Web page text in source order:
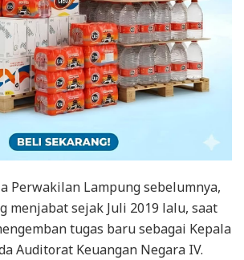
Perwakilan Lampung sebelumnya,
menjabat sejak Juli 2019 lalu, saat
tugas baru sebagai Kepala
Auditorat Keuangan Negara IV.